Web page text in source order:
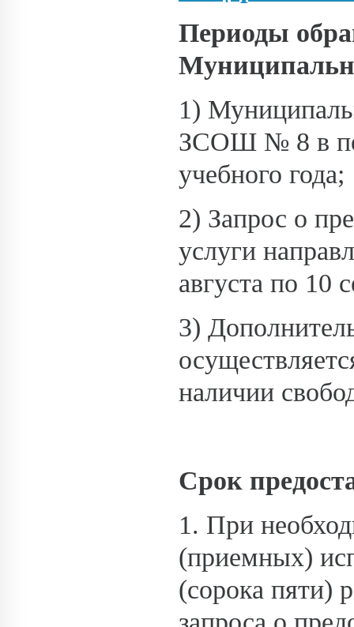
Периоды
1)
ЗСОШ № 8 в
учебного года;
2) Запрос о
услуги
августа по 10
3)
наличии
Срок
1. При
(приемных)
(сорока пяти)